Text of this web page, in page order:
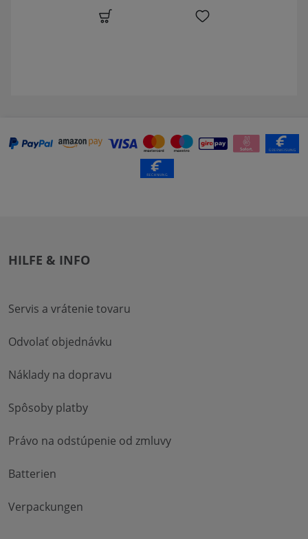
HILFE & INFO
Servis a vrátenie tovaru
Odvolať objednávku
Náklady na dopravu
Spôsoby platby
Právo na odstúpenie od zmluvy
Batterien
Verpackungen